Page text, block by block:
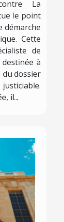
La
le point
démarche
Cette
de
à
du dossier
il...